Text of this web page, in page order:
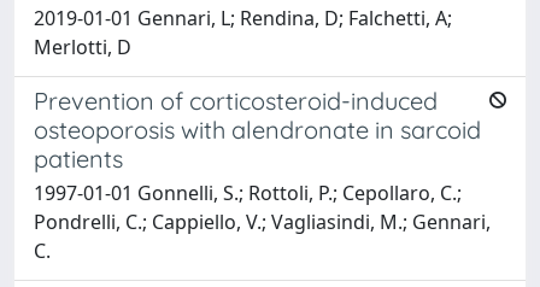
2019-01-01 Gennari, L; Rendina, D; Falchetti, A;
Merlotti, D
Prevention of corticosteroid-induced
osteoporosis with alendronate in sarcoid
patients
1997-01-01 Gonnelli, S.; Rottoli, P.; Cepollaro, C.;
Pondrelli, C.; Cappiello, V.; Vagliasindi, M.; Gennari,
C.